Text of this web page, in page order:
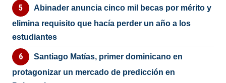
Abinader anuncia cinco mil becas por mérito y
elimina requisito que hacía perder un año a los
estudiantes
Santiago Matías, primer dominicano en
protagonizar un mercado de predicción en